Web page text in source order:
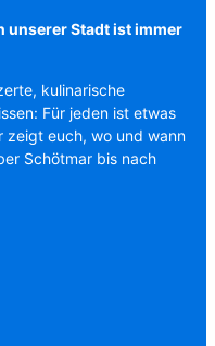
unserer Stadt ist immer
kulinarische
Für jeden ist etwas
zeigt euch, wo und wann
Schötmar bis nach